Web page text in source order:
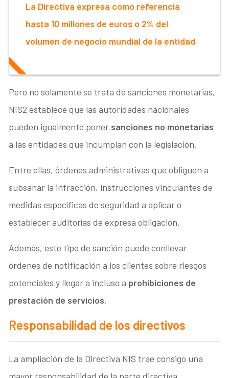
La Directiva expresa como referencia
hasta 10 millones de euros o 2% del
volumen de negocio mundial de la entidad
Pero no solamente se trata de sanciones monetarias,
NIS2 establece que las autoridades nacionales
pueden igualmente poner sanciones no monetarias
a las entidades que incumplan con la legislación.
Entre ellas, órdenes administrativas que obliguen a
subsanar la infracción, instrucciones vinculantes de
medidas específicas de seguridad a aplicar o
establecer auditorías de expresa obligación.
Además, este tipo de sanción puede conllevar
órdenes de notificación a los clientes sobre riesgos
potenciales y llegar a incluso a prohibiciones de
prestación de servicios.
Responsabilidad de los directivos
La ampliación de la Directiva NIS trae consigo una